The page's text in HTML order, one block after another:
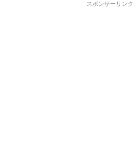
スポンサーリンク